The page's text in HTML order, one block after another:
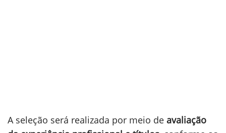
A seleção será realizada por meio de avaliação